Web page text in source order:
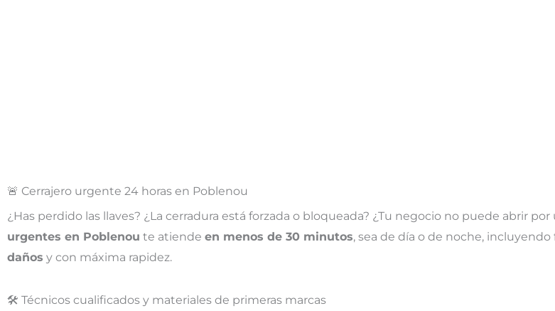
🚨 Cerrajero urgente 24 horas en Poblenou
¿Has perdido las llaves? ¿La cerradura está forzada o bloqueada? ¿Tu negocio no puede abrir
urgentes en Poblenou te atiende en menos de 30 minutos, sea de día o de noche, incluyendo
daños y con máxima rapidez.
🛠️ Técnicos cualificados y materiales de primeras marcas